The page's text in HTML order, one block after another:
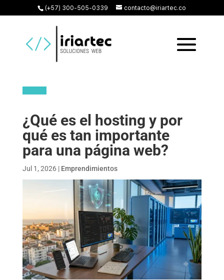
(+57) 300-505-0339 contacto@iriartec.co
¿Qué es el hosting y por
qué es tan importante
para una página web?
Jul 1, 2026| Emprendimientos